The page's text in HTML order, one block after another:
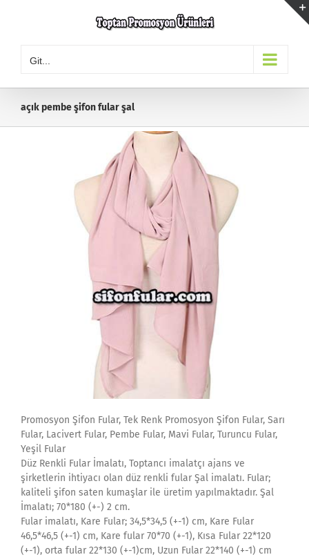
Git...
açık pembe şifon fular şal
Promosyon Şifon Fular, Tek Renk Promosyon Şifon Fular, Sarı
Fular, Lacivert Fular, Pembe Fular, Mavi Fular, Turuncu Fular,
Yeşil Fular
Düz Renkli Fular İmalatı, Toptancı imalatçı ajans ve
şirketlerin ihtiyacı olan düz renkli fular Şal imalatı. Fular;
kaliteli şifon saten kumaşlar ile üretim yapılmaktadır. Şal
İmalatı; 70*180 (+-) 2 cm.
Fular imalatı, Kare Fular; 34,5*34,5 (+-1) cm, Kare Fular
46,5*46,5 (+-1) cm, Kare fular 70*70 (+-1), Kısa Fular 22*120
(+-1), orta fular 22*130 (+-1)cm, Uzun Fular 22*140 (+-1) cm